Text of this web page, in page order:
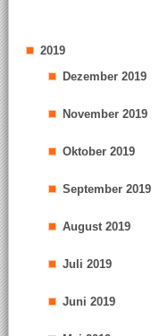
2019
Dezember 2019
November 2019
Oktober 2019
September 2019
August 2019
Juli 2019
Juni 2019